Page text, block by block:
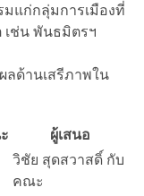
มแก่กลุ่มการเมืองที่
เช่น พันธมิตรฯ
ลด้านเสรีภาพใน
ผู้เสนอ
วิชัย สุดสวาสดิ์ กับ
คณะ